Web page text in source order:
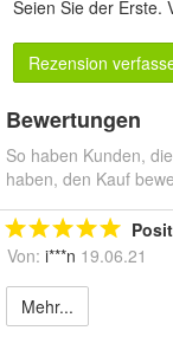
Seien Sie der Erste.
Rezension
Bewertungen
So haben Kunden,
haben, den Kauf
Von: i***n 19.06.21
Mehr...